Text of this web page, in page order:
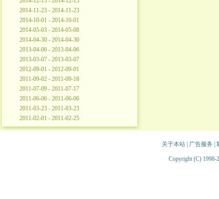
2014-11-23 - 2014-11-23
2014-10-01 - 2014-10-01
2014-05-03 - 2014-05-08
2014-04-30 - 2014-04-30
2013-04-06 - 2013-04-06
2013-03-07 - 2013-03-07
2012-09-01 - 2012-09-01
2011-09-02 - 2011-09-18
2011-07-09 - 2011-07-17
2011-06-06 - 2011-06-06
2011-03-23 - 2011-03-23
2011-02-01 - 2011-02-25
关于本站| 广告服务
Copyright (C) 1998-